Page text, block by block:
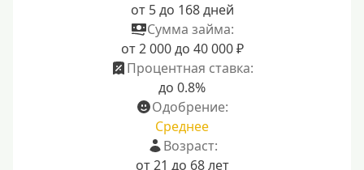
от 5 до 168 дней
Сумма займа:
от 2 000 до 40 000 ₽
Процентная ставка:
до 0.8%
Одобрение:
Среднее
Возраст:
от 21 до 68 лет